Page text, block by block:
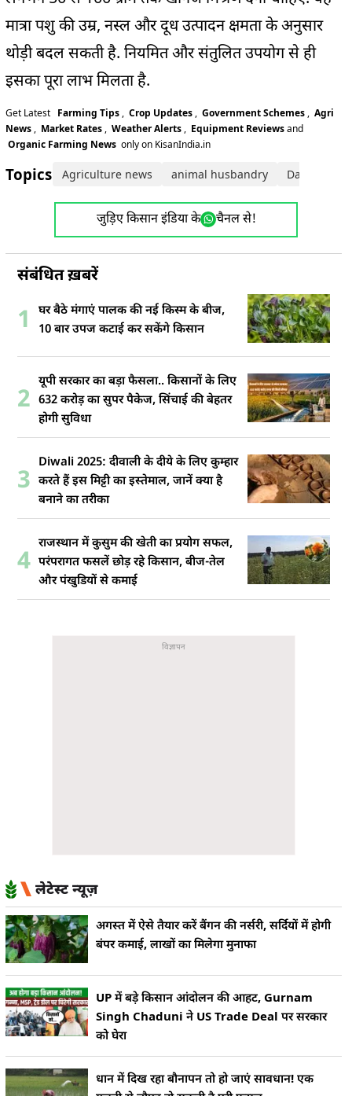
मात्रा पशु की उम्र, नस्ल और दूध उत्पादन क्षमता के अनुसार
थोड़ी बदल सकती है. नियमित और संतुलित उपयोग से ही
इसका पूरा लाभ मिलता है.
Get Latest Farming Tips , Crop Updates , Government Schemes , Agri
News , Market Rates , Weather Alerts , Equipment Reviewsand
Organic Farming News only on KisanIndia.in
Topics: Agriculture news animal husbandry Dairy
जुड़िए किसान इंडिया के चैनल से!
संबंधित ख़बरें
1
घर बैठे मंगाएं पालक की नई किस्म के बीज,
10 बार उपज कटाई कर सकेंगे किसान
2
यूपी सरकार का बड़ा फैसला.. किसानों के लिए
632 करोड़ का सुपर पैकेज, सिंचाई की बेहतर
होगी सुविधा
3
Diwali 2025: दीवाली के दीये के लिए कुम्हार
करते हैं इस मिट्टी का इस्तेमाल, जानें क्या है
बनाने का तरीका
4
राजस्थान में कुसुम की खेती का प्रयोग सफल,
परंपरागत फसलें छोड़ रहे किसान, बीज-तेल
और पंखुडियों से कमाई
लेटेस्ट न्यूज़
अगस्त में ऐसे तैयार करें बैंगन की नर्सरी, सर्दियों में होगी
बंपर कमाई, लाखों का मिलेगा मुनाफा
UP में बड़े किसान आंदोलन की आहट, Gurnam
Singh Chaduni ने US Trade Deal पर सरकार
को घेरा
धान में दिख रहा बौनापन तो हो जाएं सावधान! एक